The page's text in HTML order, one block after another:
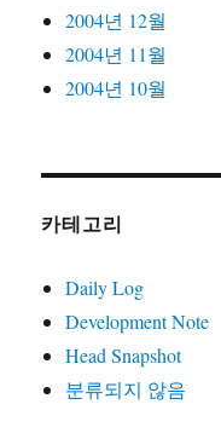
2004년 12월
2004년 11월
2004년 10월
카테고리
Daily Log
Development Note
Head Snapshot
분류되지 않음